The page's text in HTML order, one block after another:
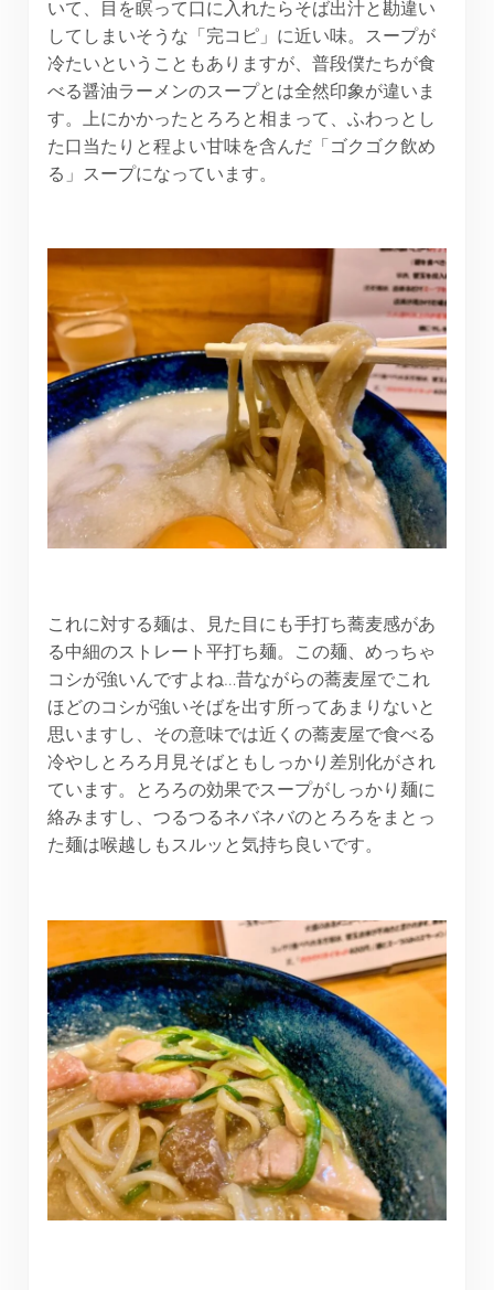
いて、目を瞑って口に入れたらそば出汁と勘違い
してしまいそうな「完コピ」に近い味。スープが
冷たいということもありますが、普段僕たちが食
べる醤油ラーメンのスープとは全然印象が違いま
す。上にかかったとろろと相まって、ふわっとし
た口当たりと程よい甘味を含んだ「ゴクゴク飲め
る」スープになっています。
これに対する麺は、見た目にも手打ち蕎麦感があ
る中細のストレート平打ち麺。この麺、めっちゃ
コシが強いんですよね…昔ながらの蕎麦屋でこれ
ほどのコシが強いそばを出す所ってあまりないと
思いますし、その意味では近くの蕎麦屋で食べる
冷やしとろろ月見そばともしっかり差別化がされ
ています。とろろの効果でスープがしっかり麺に
絡みますし、つるつるネバネバのとろろをまとっ
た麺は喉越しもスルッと気持ち良いです。